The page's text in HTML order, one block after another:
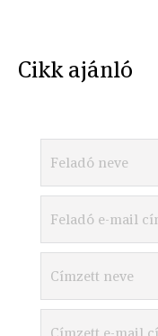
Cikk ajánló